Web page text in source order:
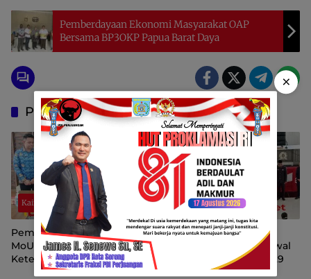
Pemberdayaan Ekonomi Masyarakat OAP
Bersama BP3OKP Papua Barat Daya
Pos Terkait
Kaimana
Pemda Kaimana Teken
MoU Dengan BPJS
Ketenagakerjaan Cover
18750 Pekerja
Kaimana
Pemkab dan DPRK
Kaimana Sepakati Ranwal
RPJMD Tahun 2025-2029
×